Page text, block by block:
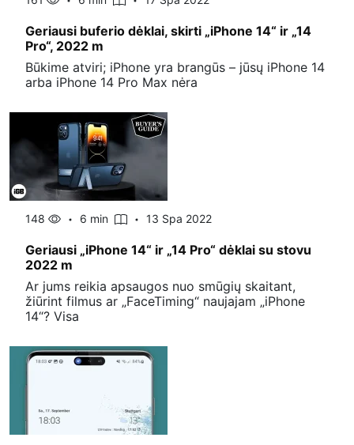
Geriausi buferio dėklai, skirti „iPhone 14“ ir „14
Pro“, 2022 m
Būkime atviri; iPhone yra brangūs – jūsų iPhone 14
arba iPhone 14 Pro Max nėra
148 6 min 13 Spa 2022
Geriausi „iPhone 14“ ir „14 Pro“ dėklai su stovu
2022 m
Ar jums reikia apsaugos nuo smūgių skaitant,
žiūrint filmus ar „FaceTiming“ naujajam „iPhone
14“? Visa